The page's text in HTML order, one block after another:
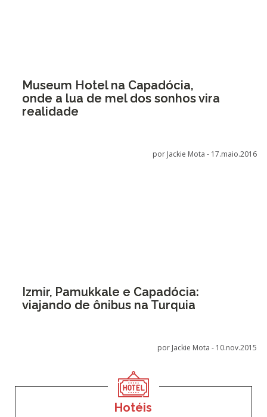
Museum Hotel na Capadócia,
onde a lua de mel dos sonhos vira
realidade
por Jackie Mota - 17.maio.2016
Izmir, Pamukkale e Capadócia:
viajando de ônibus na Turquia
por Jackie Mota - 10.nov.2015
Hotéis